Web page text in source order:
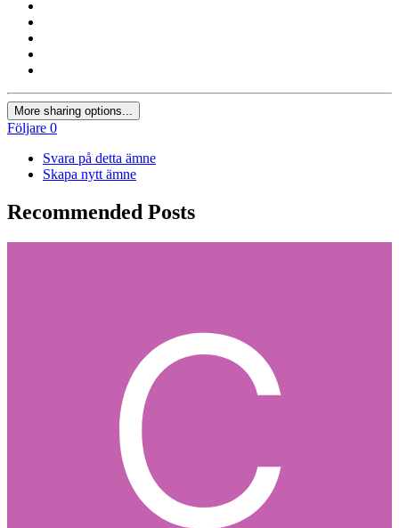
More sharing options...
Följare 0
Svara på detta ämne
Skapa nytt ämne
Recommended Posts